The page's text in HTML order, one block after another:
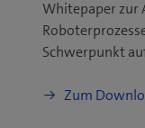
Whitepaper zur
Schwerpunkt
Zum